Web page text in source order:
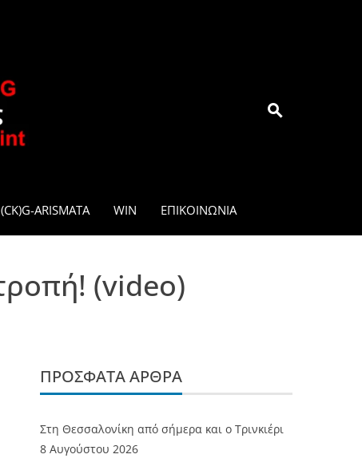
ARISMATA WIN ΕΠΙΚΟΙΝΩΝΊΑ
(video)
ΠΡΌΣΦΑΤΑ ΆΡΘΡΑ
Στη Θεσσαλονίκη από σήμερα και ο Τρινκιέρι
8 Αυγούστου 2026